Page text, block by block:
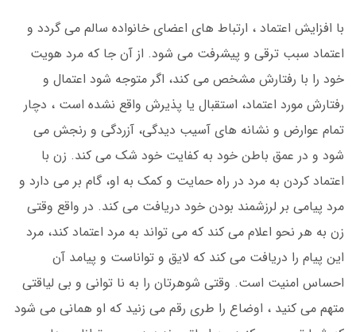
با افزایش اعتماد ، ارتباط های اعضای خانواده سالم می گردد و
اعتماد سبب ترقی و پیشرفت می شود. از آن جا که مرد هویت
خود را با رفتارش مشخص می کند، اگر متوجه شود اعتمال و
رفتارش مورد اعتماد، استقبال یا پذیرش واقع نشده است ، دچار
تمام عوارض و نشانه های آسیب دیدگی، آزردگی و رنجش می
شود و در عمق باطن خود به کفایت خود شک می کند. زن با
اعتماد کردن به مرد در راه حمایت و کمک به او، گام بر می دارد و
مرد پیامی بر لرزشمند بودن خود دریافت می کند. در واقع وقتی
زن به هر نحو اعلام می کند که می تواند به مرد اعتماد کند، مرد
این پیام را دریافت می کند که لایق و تواناست و پیامد آن
احساس امنیت است. وقتی شوهرتان را به نا توانی و بی لیاقتی
متهم می کنید ، اوضاع را طری رقم می زنید که او همانی می شود